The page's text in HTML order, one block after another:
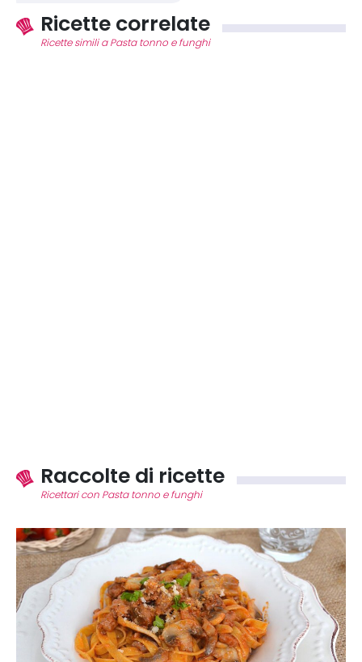
Ricette correlate
Ricette simili a Pasta tonno e funghi
Raccolte di ricette
Ricettari con Pasta tonno e funghi